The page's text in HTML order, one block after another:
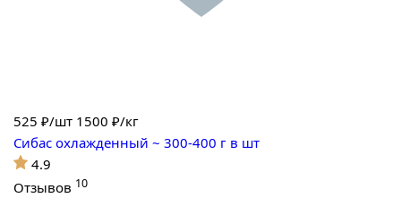
525 ₽/шт 1500 ₽/кг
Сибас охлажденный ~ 300-400 г в шт
4.9
Отзывов 10